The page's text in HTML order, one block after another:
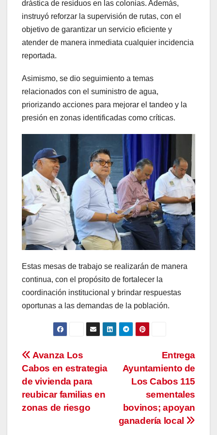
drástica de residuos en las colonias. Además,
instruyó reforzar la supervisión de rutas, con el
objetivo de garantizar un servicio eficiente y
atender de manera inmediata cualquier incidencia
reportada.
Asimismo, se dio seguimiento a temas
relacionados con el suministro de agua,
priorizando acciones para mejorar el tandeo y la
presión en zonas identificadas como críticas.
Estas mesas de trabajo se realizarán de manera
continua, con el propósito de fortalecer la
coordinación institucional y brindar respuestas
oportunas a las demandas de la población.
Navegación
de
entradas
Entrega
Ayuntamiento de
Los Cabos 115
sementales
bovinos; apoyan
ganadería local
Avanza Los
Cabos en estrategia
de vivienda para
reubicar familias en
zonas de riesgo